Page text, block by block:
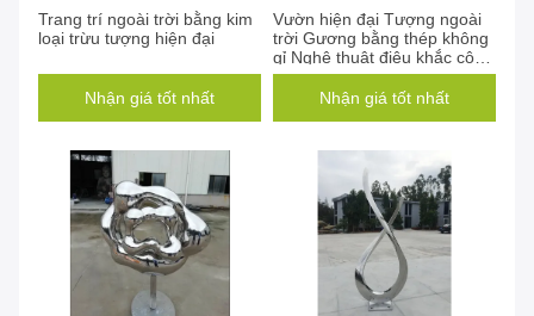
Trang trí ngoài trời bằng kim
loại trừu tượng hiện đại
Nhận giá tốt nhất
Vườn hiện đại Tượng ngoài
trời Gương bằng thép không
gỉ Nghệ thuật điêu khắc công
cộng
Nhận giá tốt nhất